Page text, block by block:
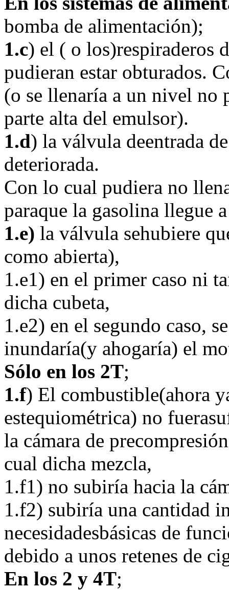
bomba de alimentación);
1.c) el ( o los)respiraderos
pudieran estar obturados.
(o se llenaría a un nivel no
parte alta del emulsor).
1.d) la válvula deentrada
deteriorada.
Con lo cual pudiera no
paraque la gasolina llegue
1.e) la válvula sehubiere
como abierta),
1.e1) en el primer caso ni
dicha cubeta,
1.e2) en el segundo caso,
inundaría(y ahogaría) el
Sólo en los 2T;
1.f) El combustible(ahora
estequiométrica) no
la cámara de
cual dicha mezcla,
1.f1) no subiría hacia la
1.f2) subiría una cantidad
necesidadesbásicas de
debido a unos retenes de
En los 2 y 4T;